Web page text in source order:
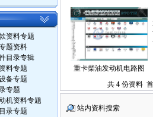
资料专题
题资料
目录专辑
料专题
备专题
专题
机资料专题
录专题
重卡柴油发动机电路图
共 4 份资料
站内资料搜索